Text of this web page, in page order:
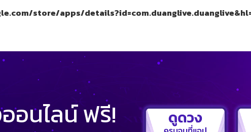
store/apps/
อนไลน์ ฟรี!